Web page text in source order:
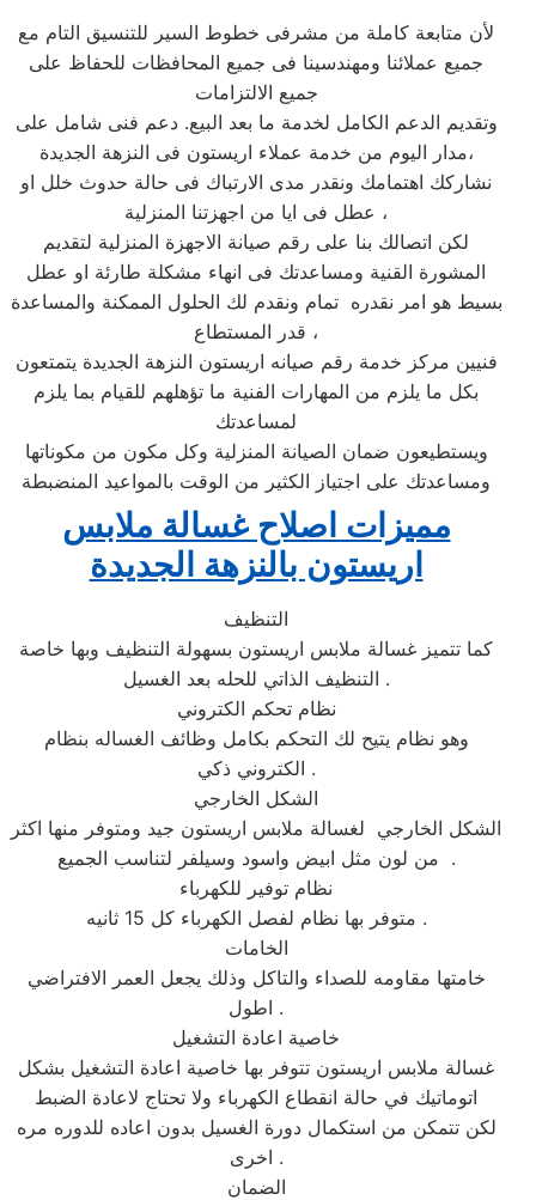
لأن متابعة كاملة من مشرفى خطوط السير للتنسيق التام مع
جميع عملائنا ومهندسينا فى جميع المحافظات للحفاظ على
جميع الالتزامات
وتقديم الدعم الكامل لخدمة ما بعد البيع. دعم فنى شامل على
مدار اليوم من خدمة عملاء اريستون فى النزهة الجديدة،
نشاركك اهتمامك ونقدر مدى الارتباك فى حالة حدوث خلل او
عطل فى ايا من اجهزتنا المنزلية ،
لكن اتصالك بنا على رقم صيانة الاجهزة المنزلية لتقديم
المشورة القنية ومساعدتك فى انهاء مشكلة طارئة او عطل
بسيط هو امر نقدره تمام ونقدم لك الحلول الممكنة والمساعدة
قدر المستطاع ،
فنيين مركز خدمة رقم صيانه اريستون النزهة الجديدة يتمتعون
بكل ما يلزم من المهارات الفنية ما تؤهلهم للقيام بما يلزم
لمساعدتك
ويستطيعون ضمان الصيانة المنزلية وكل مكون من مكوناتها
ومساعدتك على اجتياز الكثير من الوقت بالمواعيد المنضبطة
مميزات اصلاح غسالة ملابس
اريستون بالنزهة الجديدة
التنظيف
كما تتميز غسالة ملابس اريستون بسهولة التنظيف وبها خاصة
التنظيف الذاتي للحله بعد الغسيل .
نظام تحكم الكتروني
وهو نظام يتيح لك التحكم بكامل وظائف الغساله بنظام
الكتروني ذكي .
الشكل الخارجي
الشكل الخارجي لغسالة ملابس اريستون جيد ومتوفر منها اكثر
من لون مثل ابيض واسود وسيلفر لتناسب الجميع .
نظام توفير للكهرباء
متوفر بها نظام لفصل الكهرباء كل 15 ثانيه .
الخامات
خامتها مقاومه للصداء والتاكل وذلك يجعل العمر الافتراضي
اطول .
خاصية اعادة التشغيل
غسالة ملابس اريستون تتوفر بها خاصية اعادة التشغيل بشكل
اتوماتيك في حالة انقطاع الكهرباء ولا تحتاج لاعادة الضبط
لكن تتمكن من استكمال دورة الغسيل بدون اعاده للدوره مره
اخرى .
الضمان